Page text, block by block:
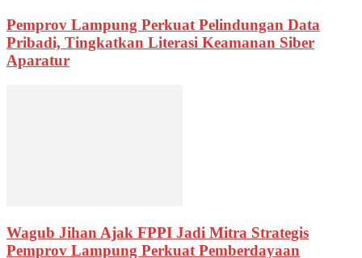
Pemprov Lampung Perkuat Pelindungan Data
Pribadi, Tingkatkan Literasi Keamanan Siber
Aparatur
Wagub Jihan Ajak FPPI Jadi Mitra Strategis
Pemprov Lampung Perkuat Pemberdayaan